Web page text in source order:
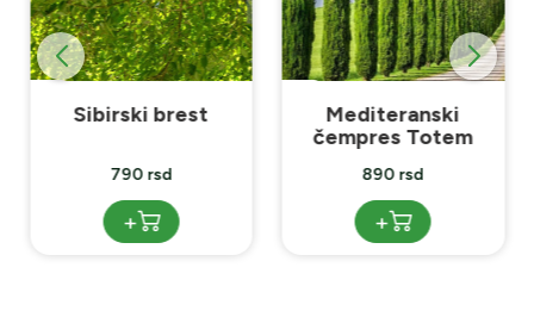
Sibirski brest
790 rsd
+
Mediteranski
čempres Totem
890 rsd
+